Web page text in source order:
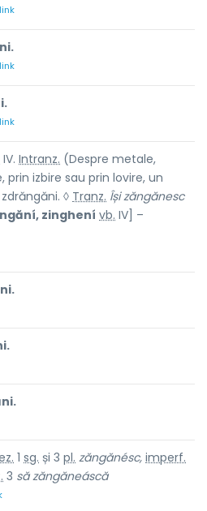
IV. Intranz. (Despre metale,
izbire sau prin lovire, un
◊ Tranz. Își zăngănesc
zinghení vb. IV] –
1 sg. și 3 pl. zăngănésc, imperf.
3 să zăngăneáscă